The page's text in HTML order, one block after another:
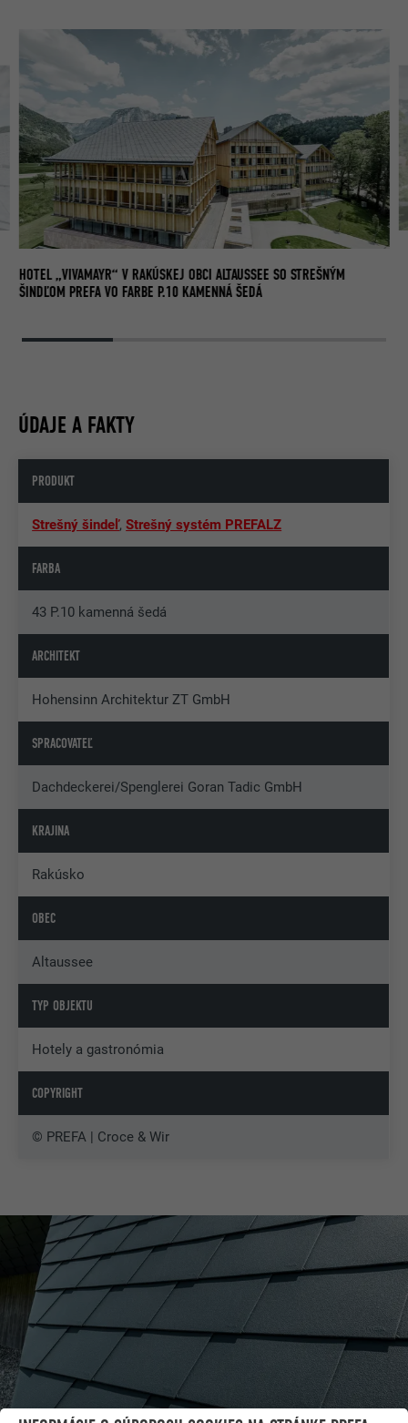
HOTEL „VIVAMAYR“ V RAKÚSKEJ OBCI ALTAUSSEE SO STREŠNÝM
ŠINDĽOM PREFA VO FARBE P.10 KAMENNÁ ŠEDÁ
ÚDAJE A FAKTY
PRODUKT
Strešný šindeľ,Strešný systém PREFALZ
FARBA
43 P.10 kamenná šedá
ARCHITEKT
Hohensinn Architektur ZT GmbH
SPRACOVATEĽ
Dachdeckerei/Spenglerei Goran Tadic GmbH
KRAJINA
Rakúsko
OBEC
Altaussee
TYP OBJEKTU
Hotely a gastronómia
COPYRIGHT
© PREFA | Croce & Wir